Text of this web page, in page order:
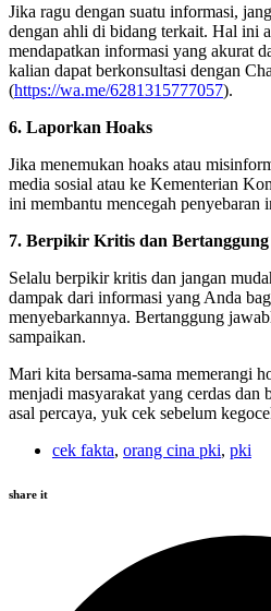
Jika ragu dengan suatu informasi,
dengan ahli di bidang terkait. Hal ini
mendapatkan informasi yang akurat
kalian dapat berkonsultasi dengan
(https://wa.me/6281315777057).
6. Laporkan Hoaks
Jika menemukan hoaks atau
media sosial atau ke Kementerian
ini membantu mencegah penyebaran
7. Berpikir Kritis dan
Selalu berpikir kritis dan jangan
dampak dari informasi yang Anda
menyebarkannya. Bertanggung
sampaikan.
Mari kita bersama-sama memerangi
menjadi masyarakat yang cerdas dan
asal percaya, yuk cek sebelum
cek fakta, orang cina pki, pki
share it